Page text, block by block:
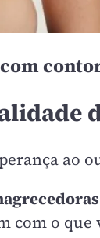
ao
com o